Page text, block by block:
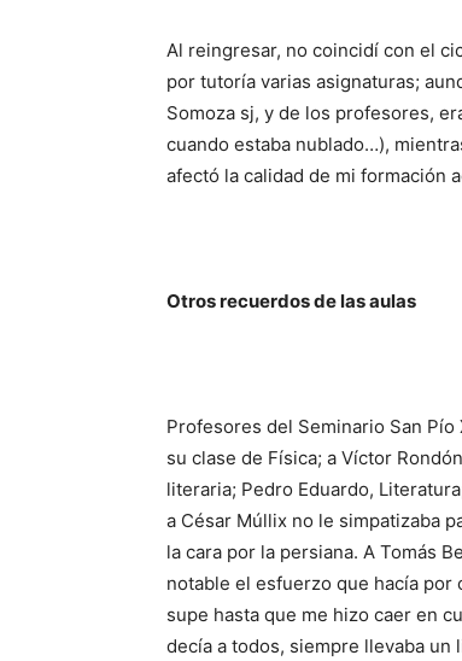
Al reingresar, no coincidí con el
por tutoría varias asignaturas;
Somoza sj, y de los profesores,
cuando estaba nublado…),
afectó la calidad de mi formación
Otros recuerdos de las aulas
Profesores del Seminario San
su clase de Física; a Víctor
literaria; Pedro Eduardo,
a César Múllix no le simpatizaba
la cara por la persiana. A Tomás
notable el esfuerzo que hacía
supe has­ta que me hizo caer en
decía a todos, siempre llevaba